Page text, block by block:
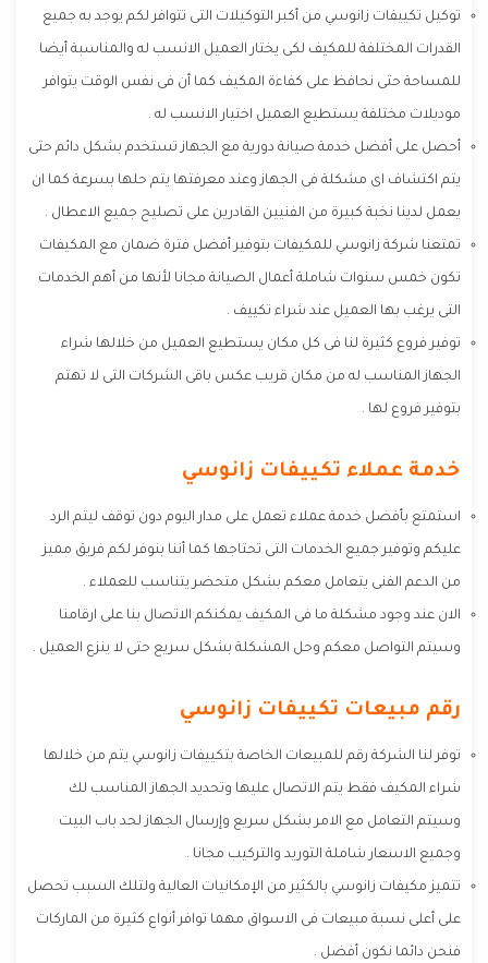
توكيل تكييفات زانوسي من أكبر التوكيلات التى تتوافر لكم يوجد به جميع
القدرات المختلفة للمكيف لكى يختار العميل الانسب له والمناسبة أيضا
للمساحة حتى نحافظ على كفاءة المكيف كما أن فى نفس الوقت يتوافر
موديلات مختلفة يستطيع العميل اختيار الانسب له .
أحصل على أفضل خدمة صيانة دورية مع الجهاز تستخدم بشكل دائم حتى
يتم اكتشاف اى مشكلة فى الجهاز وعند معرفتها يتم حلها بسرعة كما ان
يعمل لدينا نخبة كبيرة من الفنيين القادرين على تصليح جميع الاعطال .
تمتعنا شركة زانوسي للمكيفات بتوفير أفضل فترة ضمان مع المكيفات
تكون خمس سنوات شاملة أعمال الصيانة مجانا لأنها من أهم الخدمات
التى يرغب بها العميل عند شراء تكييف .
توفير فروع كثيرة لنا فى كل مكان يستطيع العميل من خلالها شراء
الجهاز المناسب له من مكان قريب عكس باقى الشركات التى لا تهتم
بتوفير فروع لها .
خدمة عملاء تكييفات زانوسي
استمتع بأفضل خدمة عملاء تعمل على مدار اليوم دون توقف ليتم الرد
عليكم وتوفير جميع الخدمات التى تحتاجها كما أننا بنوفر لكم فريق مميز
من الدعم الفنى يتعامل معكم بشكل متحضر يتناسب للعملاء .
الان عند وجود مشكلة ما فى المكيف يمكنكم الاتصال بنا على ارقامنا
وسيتم التواصل معكم وحل المشكلة بشكل سريع حتى لا ينزع العميل .
رقم مبيعات تكييفات زانوسي
توفر لنا الشركة رقم للمبيعات الخاصة بتكييفات زانوسي يتم من خلالها
شراء المكيف فقط يتم الاتصال عليها وتحديد الجهاز المناسب لك
وسيتم التعامل مع الامر بشكل سريع وإرسال الجهاز لحد باب البيت
وجميع الاسعار شاملة التوريد والتركيب مجانا .
تتميز مكيفات زانوسي بالكثير من الإمكانيات العالية ولتلك السبب تحصل
على أعلى نسبة مبيعات فى الاسواق مهما توافر أنواع كثيرة من الماركات
فنحن دائما نكون أفضل .